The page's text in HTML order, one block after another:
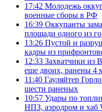
17:42 Молодежь
военные сборы в РФ
16:39 Оккупанты
площади одного из
13:26 Пустой и
кадры из
12:33 Захватчики из
еще двоих, ранены 4
11:40 Гауляйтер
шести раненых
10:57 Удары по
НПЗ, аэродром и хаб